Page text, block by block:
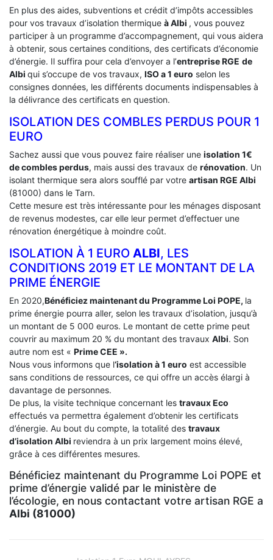
En plus des aides, subventions et crédit d’impôts accessibles
pour vos travaux d’isolation thermique à Albi , vous pouvez
participer à un programme d’accompagnement, qui vous aidera
à obtenir, sous certaines conditions, des certificats d’économie
d’énergie. Il suffira pour cela d’envoyer a l’entreprise RGE de
Albi qui s’occupe de vos travaux, ISO a 1 euro selon les
consignes données, les différents documents indispensables à
la délivrance des certificats en question.
ISOLATION DES COMBLES PERDUS POUR 1
EURO
Sachez aussi que vous pouvez faire réaliser une isolation 1€
de combles perdus, mais aussi des travaux de rénovation. Un
isolant thermique sera alors soufflé par votre artisan RGE Albi
(81000) dans le Tarn.
Cette mesure est très intéressante pour les ménages disposant
de revenus modestes, car elle leur permet d’effectuer une
rénovation énergétique à moindre coût.
ISOLATION À 1 EURO ALBI, LES
CONDITIONS 2019 ET LE MONTANT DE LA
PRIME ÉNERGIE
En 2020,Bénéficiez maintenant du Programme Loi POPE, la
prime énergie pourra aller, selon les travaux d’isolation, jusqu’à
un montant de 5 000 euros. Le montant de cette prime peut
couvrir au maximum 20 % du montant des travaux Albi. Son
autre nom est « Prime CEE ».
Nous vous informons que l‘isolation à 1 euro est accessible
sans conditions de ressources, ce qui offre un accès élargi à
davantage de personnes.
De plus, la visite technique concernant les travaux Eco
effectués va permettra également d’obtenir les certificats
d’énergie. Au bout du compte, la totalité des travaux
d’isolation Albi reviendra à un prix largement moins élevé,
grâce à ces différentes mesures.
Bénéficiez maintenant du Programme Loi POPE et
prime d’énergie validé par le ministère de
l’écologie, en nous contactant votre artisan RGE a
Albi (81000)